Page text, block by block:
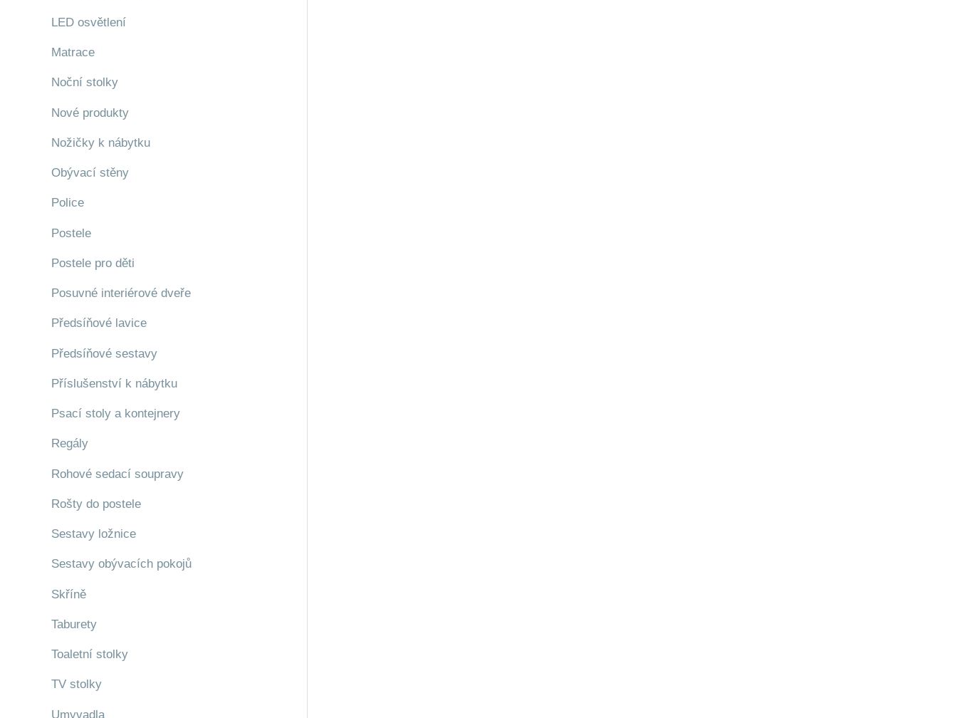
LED osvětlení
Matrace
Noční stolky
Nové produkty
Nožičky k nábytku
Obývací stěny
Police
Postele
Postele pro děti
Posuvné interiérové dveře
Předsíňové lavice
Předsíňové sestavy
Příslušenství k nábytku
Psací stoly a kontejnery
Regály
Rohové sedací soupravy
Rošty do postele
Sestavy ložnice
Sestavy obývacích pokojů
Skříně
Taburety
Toaletní stolky
TV stolky
Umyvadla